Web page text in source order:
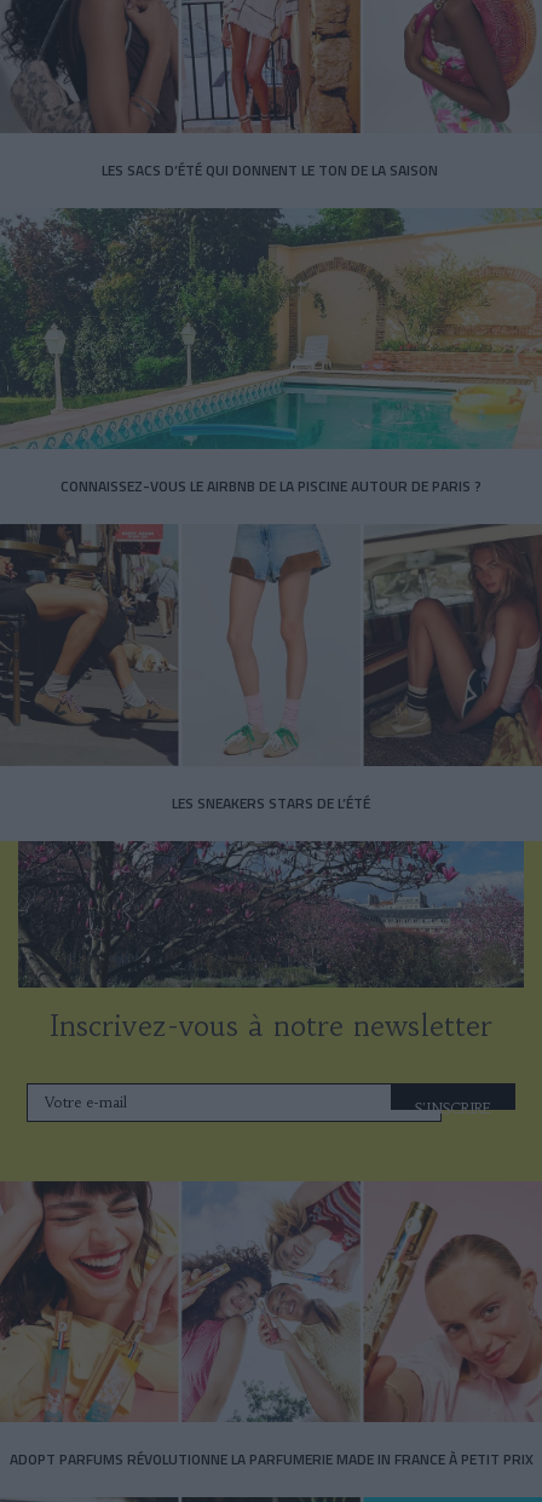
LES SACS D’ÉTÉ QUI DONNENT LE TON DE LA SAISON
CONNAISSEZ-VOUS LE AIRBNB DE LA PISCINE AUTOUR DE PARIS ?
LES SNEAKERS STARS DE L’ÉTÉ
Inscrivez-vous à notre newsletter
S'INSCRIRE
ADOPT PARFUMS RÉVOLUTIONNE LA PARFUMERIE MADE IN FRANCE À PETIT PRIX